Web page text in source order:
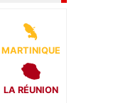
MARTINIQUE
LA RÉUNION